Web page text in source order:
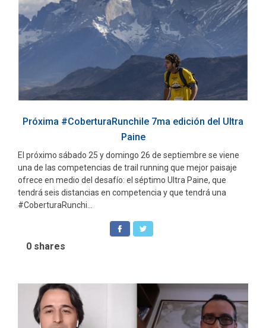
Próxima #CoberturaRunchile 7ma edición del Ultra
Paine
El próximo sábado 25 y domingo 26 de septiembre se viene
una de las competencias de trail running que mejor paisaje
ofrece en medio del desafío: el séptimo Ultra Paine, que
tendrá seis distancias en competencia y que tendrá una
#CoberturaRunchi...
0 shares